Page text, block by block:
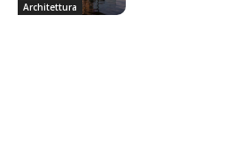
Architettura